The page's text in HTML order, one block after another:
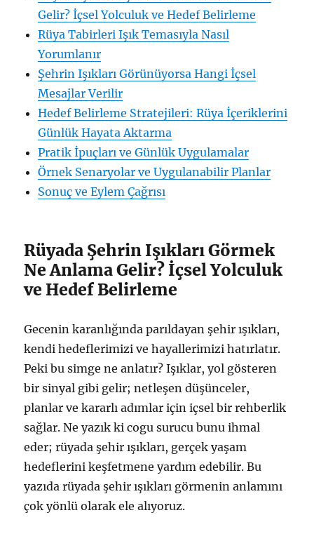
Gelir? İçsel Yolculuk ve Hedef Belirleme
Rüya Tabirleri Işık Temasıyla Nasıl
Yorumlanır
Şehrin Işıkları Görünüyorsa Hangi İçsel
Mesajlar Verilir
Hedef Belirleme Stratejileri: Rüya İçeriklerini
Günlük Hayata Aktarma
Pratik İpuçları ve Günlük Uygulamalar
Örnek Senaryolar ve Uygulanabilir Planlar
Sonuç ve Eylem Çağrısı
Rüyada Şehrin Işıkları Görmek
Ne Anlama Gelir? İçsel Yolculuk
ve Hedef Belirleme
Gecenin karanlığında parıldayan şehir ışıkları,
kendi hedeflerimizi ve hayallerimizi hatırlatır.
Peki bu simge ne anlatır? Işıklar, yol gösteren
bir sinyal gibi gelir; netleşen düşünceler,
planlar ve kararlı adımlar için içsel bir rehberlik
sağlar. Ne yazık ki cogu surucu bunu ihmal
eder; rüyada şehir ışıkları, gerçek yaşam
hedeflerini keşfetmene yardım edebilir. Bu
yazıda rüyada şehir ışıkları görmenin anlamını
çok yönlü olarak ele alıyoruz.